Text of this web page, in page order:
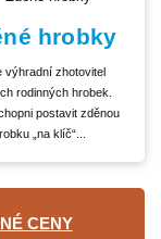
hrobky
výhradní zhotovitel
rodinných hrobek.
postavit zděnou
„na klíč“...
CENY